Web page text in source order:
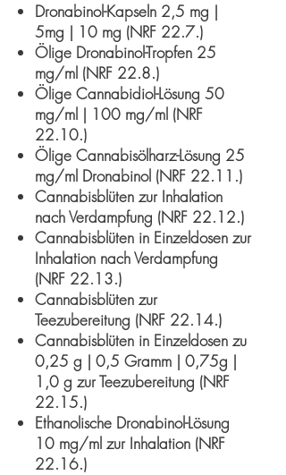
Dronabinol-Kapseln 2,5 mg |
5mg | 10 mg (NRF 22.7.)
Ölige Dronabinol-Tropfen 25
mg/ml (NRF 22.8.)
Ölige Cannabidiol-Lösung 50
mg/ml | 100 mg/ml (NRF
22.10.)
Ölige Cannabisölharz-Lösung 25
mg/ml Dronabinol (NRF 22.11.)
Cannabisblüten zur Inhalation
nach Verdampfung (NRF 22.12.)
Cannabisblüten in Einzeldosen zur
Inhalation nach Verdampfung
(NRF 22.13.)
Cannabisblüten zur
Teezubereitung (NRF 22.14.)
Cannabisblüten in Einzeldosen zu
0,25 g | 0,5 Gramm | 0,75g |
1,0 g zur Teezubereitung (NRF
22.15.)
Ethanolische Dronabinol-Lösung
10 mg/ml zur Inhalation (NRF
22.16.)